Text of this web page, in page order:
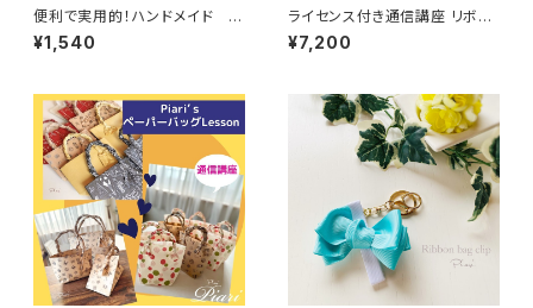
便利で実用的！ハンドメイド リ
ボンバッグクリップ／ バッグチャ
ームキーホルダー／キークリッ
¥1,540
ライセンス付き通信講座 リボン
バッグクリップ Sacpinceレッス
ン
¥7,200